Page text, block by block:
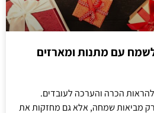
עם מתנות ומארזים
הכרה והערכה לעובדים.
מביאות שמחה, אלא גם מחזקות את